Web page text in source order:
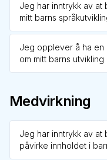
Jeg har inntrykk av
mitt barns
Jeg opplever å ha
om mitt barns utvikling
Medvirkning
Jeg har inntrykk av
påvirke innholdet i